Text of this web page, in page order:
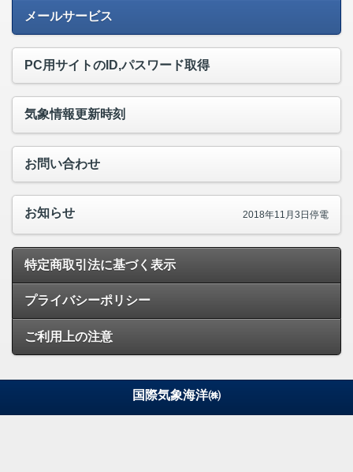
メールサービス
PC用サイトのID,パスワード取得
気象情報更新時刻
お問い合わせ
2018年11月3日停電
お知らせ
特定商取引法に基づく表示
プライバシーポリシー
ご利用上の注意
国際気象海洋㈱